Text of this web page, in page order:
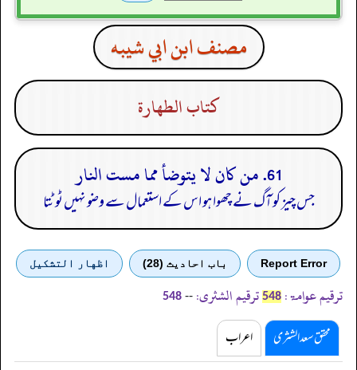
مصنف ابن ابي شيبه
كتاب الطهارة
61. من كان لا يتوضأ مما مست النار
جس چیز کو آگ نے چھوا ہو اس کے استعمال سے وضو نہیں ٹوٹتا
Report Error باب احادیث (28) اظهار التشكيل
ترقیم عوامۃ: 548 ترقیم الشثری: --
548
محقق سعد الشثری اعراب